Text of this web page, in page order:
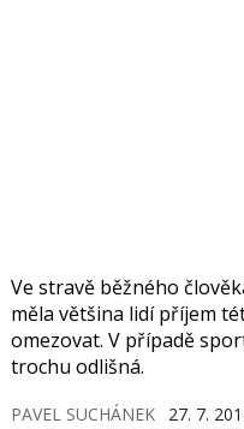
Ve stravě běžného
měla většina lidí příjem
omezovat. V případě
trochu odlišná.
PAVEL SUCHÁNEK 27. 7.